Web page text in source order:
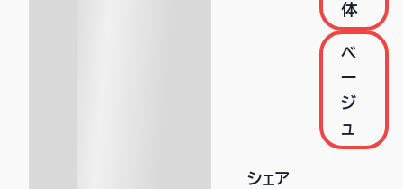
体
ベ
ー
ジ
ュ
シェア